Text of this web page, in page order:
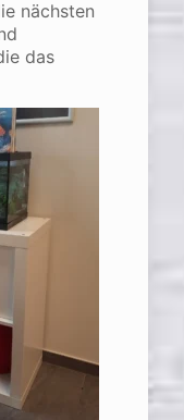
nächsten
das